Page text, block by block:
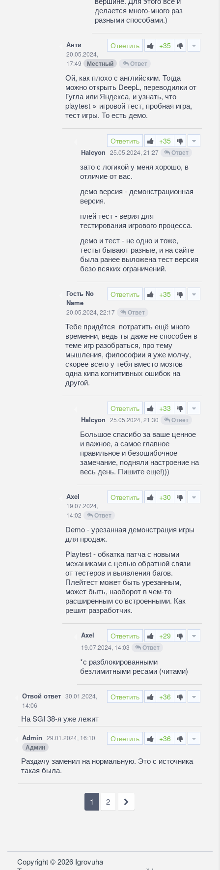
делается много-много раз
разными способами.)
Ответить +35
Анти
20.05.2024,
17:49
Местный Ответ
Ой, как плохо с английским. Тогда
можно открыть DeepL, переводилки от
Гугла или Яндекса, и узнать, что
playtest ≈ игровой тест, пробная игра,
тест игры. То есть демо.
Ответить +35
Halcyon 25.05.2024, 21:27 Ответ
зато с логикой у меня хорошо, в
отличие от вас.
демо версия - демонстрационная
версия.
плей тест - верия для
тестирования игрового процесса.
демо и тест - не одно и тоже,
тесты бывают разные, и на сайте
была ранее выложена тест версия
безо всяких ограничений.
Ответить +35
Гость No
Name
20.05.2024, 22:17 Ответ
Тебе придётся потратить ещё много
временни, ведь ты даже не способен в
теме игр разобраться, про тему
мышления, философии я уже молчу,
скорее всего у тебя вместо мозгов
одна кипа когнитивных ошибок на
другой.
Ответить +33
Halcyon 25.05.2024, 21:30 Ответ
Большое спасибо за ваше ценное
и важное, а самое главное
правильное и безошибочное
замечание, подняли настроение на
весь день. Пишите еще!)))
Ответить +30
Axel
19.07.2024,
14:02
Ответ
Demo - урезанная демонстрация игры
для продаж.
Playtest - обкатка патча с новыми
механиками с целью обратной связи
от тестеров и выявления багов.
Плейтест может быть урезанным,
может быть, наоборот в чем-то
расширенным со встроенными. Как
решит разработчик.
Ответить +29
Axel
19.07.2024, 14:03 Ответ
*с разблокированными
безлимитными ресами (читами)
Ответить +36
Отвой ответ 30.01.2024,
14:06
На SGI 38-я уже лежит
Ответить +36
Admin 29.01.2024, 16:10
Админ
Раздачу заменил на нормальную. Это с источника
такая была.
1 2
Copyright © 2026 Igrovuha